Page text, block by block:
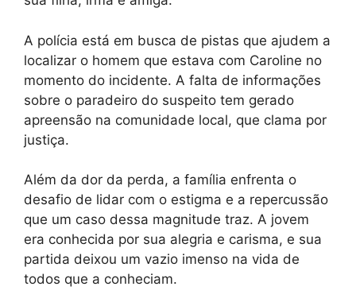
A polícia está em busca de pistas que ajudem a
localizar o homem que estava com Caroline no
momento do incidente. A falta de informações
sobre o paradeiro do suspeito tem gerado
apreensão na comunidade local, que clama por
justiça.
Além da dor da perda, a família enfrenta o
desafio de lidar com o estigma e a repercussão
que um caso dessa magnitude traz. A jovem
era conhecida por sua alegria e carisma, e sua
partida deixou um vazio imenso na vida de
todos que a conheciam.